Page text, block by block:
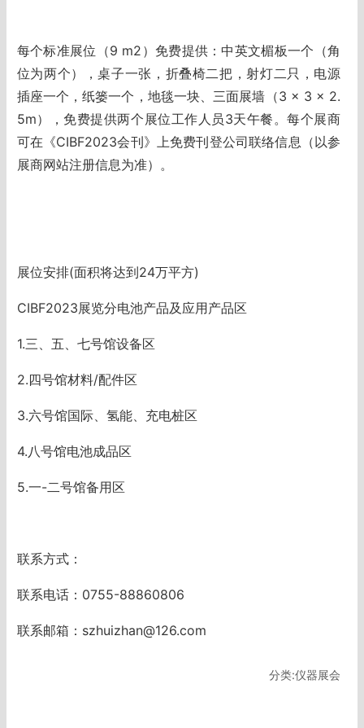
每个标准展位（9 m2）免费提供：中英文楣板一个（角
位为两个），桌子一张，折叠椅二把，射灯二只，电源
插座一个，纸篓一个，地毯一块、三面展墙（3 × 3 × 2.
5m），免费提供两个展位工作人员3天午餐。每个展商
可在《CIBF2023会刊》上免费刊登公司联络信息（以参
展商网站注册信息为准）。
展位安排(面积将达到24万平方)
CIBF2023展览分电池产品及应用产品区
1.三、五、七号馆设备区
2.四号馆材料/配件区
3.六号馆国际、氢能、充电桩区
4.八号馆电池成品区
5.一-二号馆备用区
联系方式：
联系电话：0755-88860806
联系邮箱：szhuizhan@126.com
分类:仪器展会